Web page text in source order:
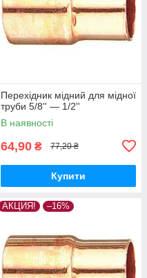
Перехідник мідний для мідної
труби 5/8'' — 1/2''
В наявності
64,90 ₴ 77,20 ₴
Купити
АКЦИЯ! –16%